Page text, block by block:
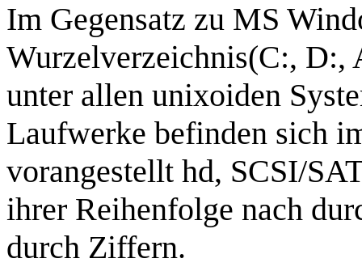
Im Gegensatz zu MS
Wurzelverzeichnis(C:, D:,
unter allen unixoiden
Laufwerke befinden sich
vorangestellt hd, SCSI/
ihrer Reihenfolge nach
durch Ziffern.